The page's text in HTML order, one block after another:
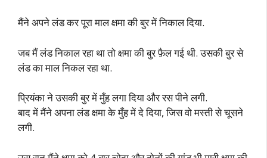
मैंने अपने लंड कर पूरा माल क्षमा की बुर में निकाल दिया.
जब मैं लंड निकाल रहा था तो क्षमा की बुर फ़ैल गई थी. उसकी बुर से
लंड का माल निकल रहा था.
प्रियंका ने उसकी बुर में मुँह लगा दिया और रस पीने लगी.
बाद में मैंने अपना लंड क्षमा के मुँह में दे दिया, जिस वो मस्ती से चूसने
लगी.